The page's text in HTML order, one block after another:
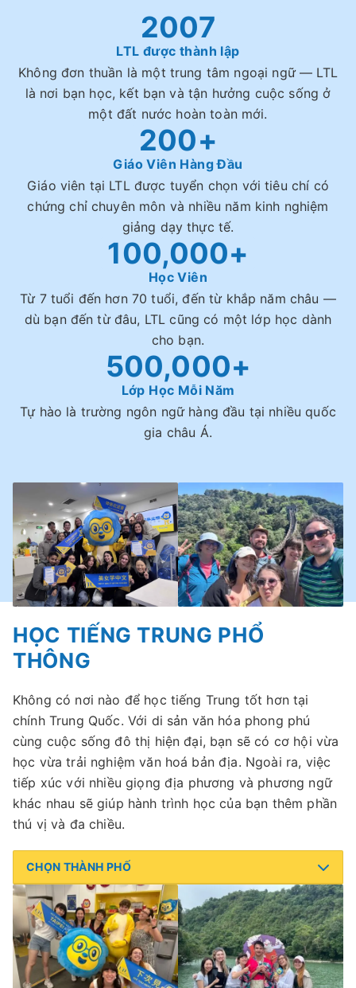
2007
LTL được thành lập
Không đơn thuần là một trung tâm ngoại ngữ — LTL
là nơi bạn học, kết bạn và tận hưởng cuộc sống ở
một đất nước hoàn toàn mới.
200+
Giáo Viên Hàng Đầu
Giáo viên tại LTL được tuyển chọn với tiêu chí có
chứng chỉ chuyên môn và nhiều năm kinh nghiệm
giảng dạy thực tế.
100,000+
Học Viên
Từ 7 tuổi đến hơn 70 tuổi, đến từ khắp năm châu —
dù bạn đến từ đâu, LTL cũng có một lớp học dành
cho bạn.
500,000+
Lớp Học Mỗi Năm
Tự hào là trường ngôn ngữ hàng đầu tại nhiều quốc
gia châu Á.
HỌC TIẾNG TRUNG PHỔ
THÔNG
Không có nơi nào để học tiếng Trung tốt hơn tại
chính Trung Quốc. Với di sản văn hóa phong phú
cùng cuộc sống đô thị hiện đại, bạn sẽ có cơ hội vừa
học vừa trải nghiệm văn hoá bản địa. Ngoài ra, việc
tiếp xúc với nhiều giọng địa phương và phương ngữ
khác nhau sẽ giúp hành trình học của bạn thêm phần
thú vị và đa chiều.
CHỌN THÀNH PHỐ